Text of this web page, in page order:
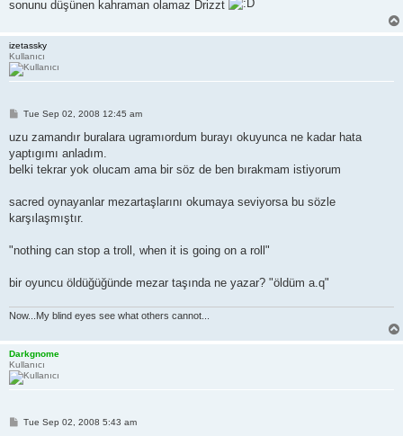
sonunu düşünen kahraman olamaz Drizzt
izetassky
Kullanıcı
P
s
Tue Sep 02, 2008 12:45 am
uzu zamandır buralara ugramıordum burayı okuyunca ne kadar hata
yaptıgımı anladım.
belki tekrar yok olucam ama bir söz de ben bırakmam istiyorum
sacred oynayanlar mezartaşlarını okumaya seviyorsa bu sözle
karşılaşmıştır.
"nothing can stop a troll, when it is going on a roll"
bir oyuncu öldüğüğünde mezar taşında ne yazar? "öldüm a.q"
Now...My blind eyes see what others cannot...
Darkgnome
Kullanıcı
PTue Sep 02, 2008 5:43 am